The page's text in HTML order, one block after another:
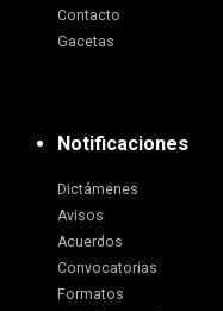
Contacto
Gacetas
Notificaciones
Dictámenes
Avisos
Acuerdos
Convocatorias
Formatos